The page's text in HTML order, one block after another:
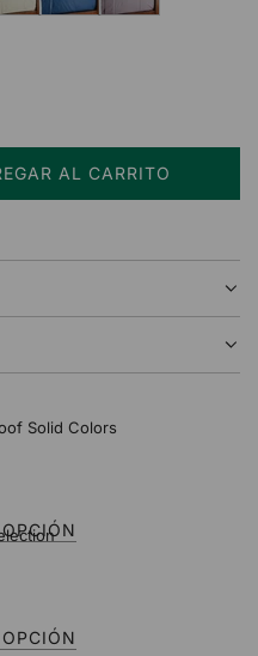
t
u
l
AL CARRITO
C
G
N
O
.